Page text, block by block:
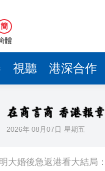
簡
體
視聽 港深合作
2026年 08月07日 星期五
大婚後急返港看大結局